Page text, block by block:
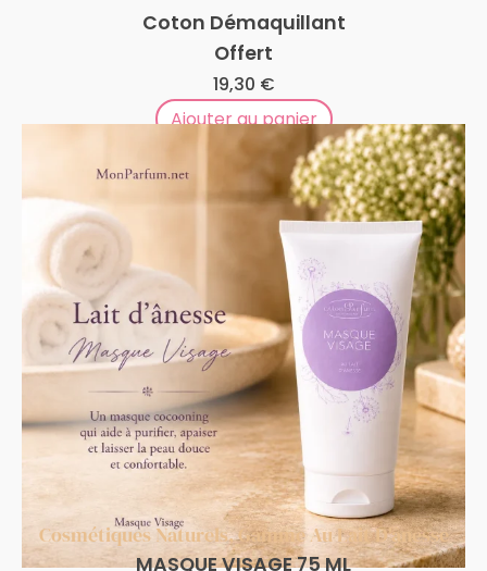
Coton Démaquillant
Offert
19,30 €
Ajouter au panier
Cosmétiques Naturels,Gamme Au Lait D'ânesse
MASQUE VISAGE 75 ML